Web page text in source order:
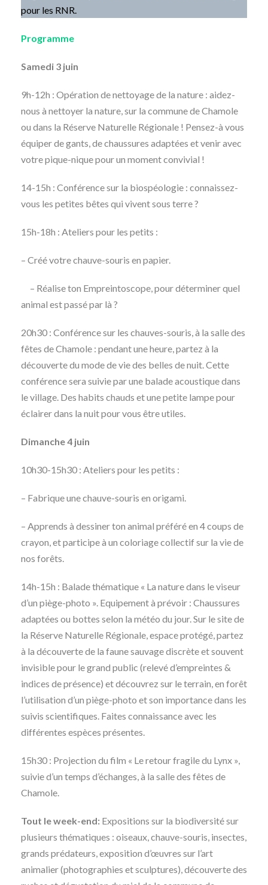
pour les RNR.
Programme
Samedi 3 juin
9h-12h : Opération de nettoyage de la nature : aidez-
nous à nettoyer la nature, sur la commune de Chamole
ou dans la Réserve Naturelle Régionale ! Pensez-à vous
équiper de gants, de chaussures adaptées et venir avec
votre pique-nique pour un moment convivial !
14-15h : Conférence sur la biospéologie : connaissez-
vous les petites bêtes qui vivent sous terre ?
15h-18h : Ateliers pour les petits :
– Créé votre chauve-souris en papier.
– Réalise ton Empreintoscope, pour déterminer quel
animal est passé par là ?
20h30 : Conférence sur les chauves-souris, à la salle des
fêtes de Chamole : pendant une heure, partez à la
découverte du mode de vie des belles de nuit. Cette
conférence sera suivie par une balade acoustique dans
le village. Des habits chauds et une petite lampe pour
éclairer dans la nuit pour vous être utiles.
Dimanche 4 juin
10h30-15h30 : Ateliers pour les petits :
– Fabrique une chauve-souris en origami.
– Apprends à dessiner ton animal préféré en 4 coups de
crayon, et participe à un coloriage collectif sur la vie de
nos forêts.
14h-15h : Balade thématique « La nature dans le viseur
d’un piège-photo ». Equipement à prévoir : Chaussures
adaptées ou bottes selon la météo du jour. Sur le site de
la Réserve Naturelle Régionale, espace protégé, partez
à la découverte de la faune sauvage discrète et souvent
invisible pour le grand public (relevé d’empreintes &
indices de présence) et découvrez sur le terrain, en forêt
l’utilisation d’un piège-photo et son importance dans les
suivis scientifiques. Faites connaissance avec les
différentes espèces présentes.
15h30 : Projection du film « Le retour fragile du Lynx »,
suivie d’un temps d’échanges, à la salle des fêtes de
Chamole.
Tout le week-end: Expositions sur la biodiversité sur
plusieurs thématiques : oiseaux, chauve-souris, insectes,
grands prédateurs, exposition d’œuvres sur l’art
animalier (photographies et sculptures), découverte des